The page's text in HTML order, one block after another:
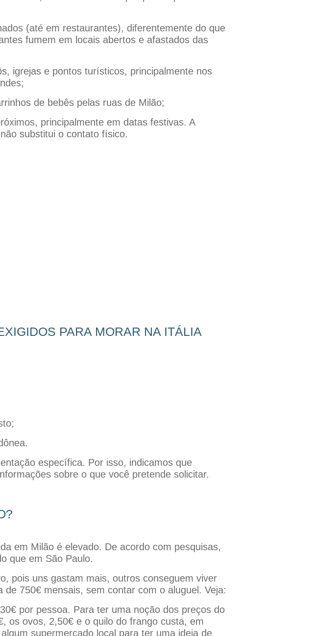
(até em restaurantes), diferentemente do que
fumem em locais abertos e afastados das
igrejas e pontos turísticos, principalmente nos
de bebês pelas ruas de Milão;
principalmente em datas festivas. A
substitui o contato físico.
PARA MORAR NA ITÁLIA
específica. Por isso, indicamos que
sobre o que você pretende solicitar.
em Milão é elevado. De acordo com pesquisas,
que em São Paulo.
pois uns gastam mais, outros conseguem viver
750€ mensais, sem contar com o aluguel. Veja:
por pessoa. Para ter uma noção dos preços do
os ovos, 2,50€ e o quilo do frango custa, em
supermercado local para ter uma ideia de